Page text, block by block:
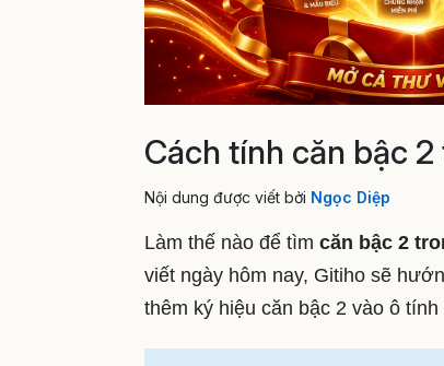
Cách tính căn bậc
Nội dung được viết bởi Ngọc Diệp
Làm thế nào để tìm căn bậc 2
viết ngày hôm nay, Gitiho sẽ
thêm ký hiệu căn bậc 2 vào ô tính